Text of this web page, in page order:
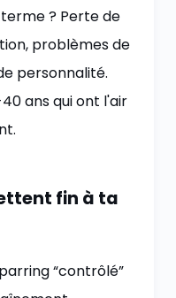
? Perte de
problèmes de
personnalité.
ans qui ont l'air
fin à ta
“contrôlé”